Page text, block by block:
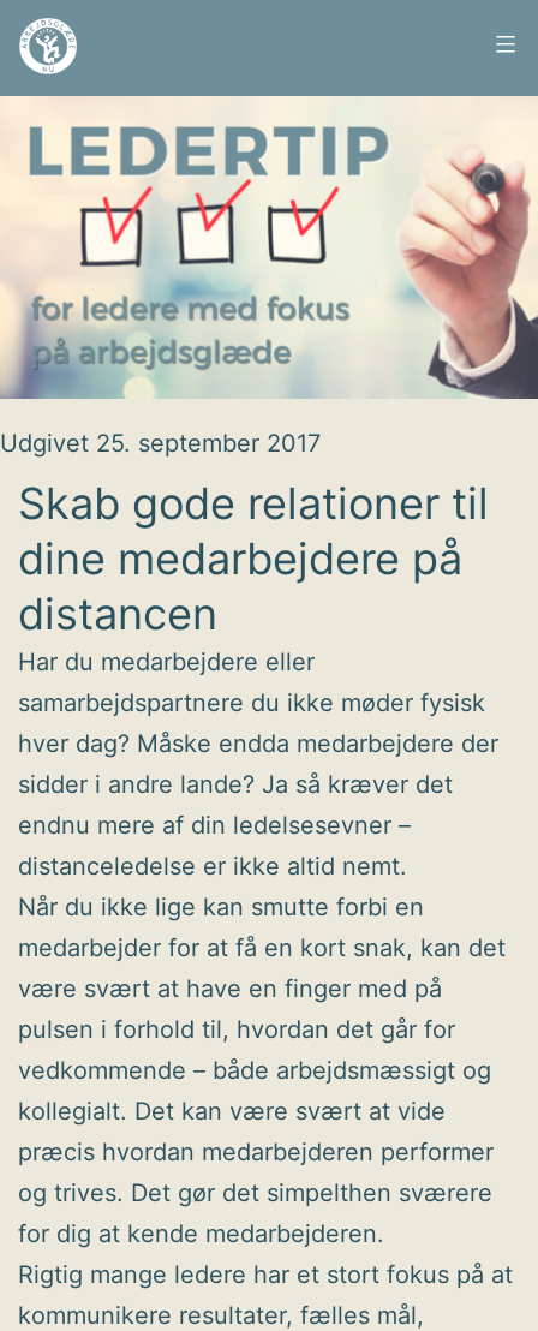
Fortsæt
Arbejdsglæde
Udgivet 25. september 2017
Skab gode relationer til
dine medarbejdere på
distancen
Har du medarbejdere eller
samarbejdspartnere du ikke møder fysisk
hver dag? Måske endda medarbejdere der
sidder i andre lande? Ja så kræver det
endnu mere af din ledelsesevner –
distanceledelse er ikke altid nemt.
Når du ikke lige kan smutte forbi en
medarbejder for at få en kort snak, kan det
være svært at have en finger med på
pulsen i forhold til, hvordan det går for
vedkommende – både arbejdsmæssigt og
kollegialt. Det kan være svært at vide
præcis hvordan medarbejderen performer
og trives. Det gør det simpelthen sværere
for dig at kende medarbejderen.
Rigtig mange ledere har et stort fokus på at
kommunikere resultater, fælles mål,